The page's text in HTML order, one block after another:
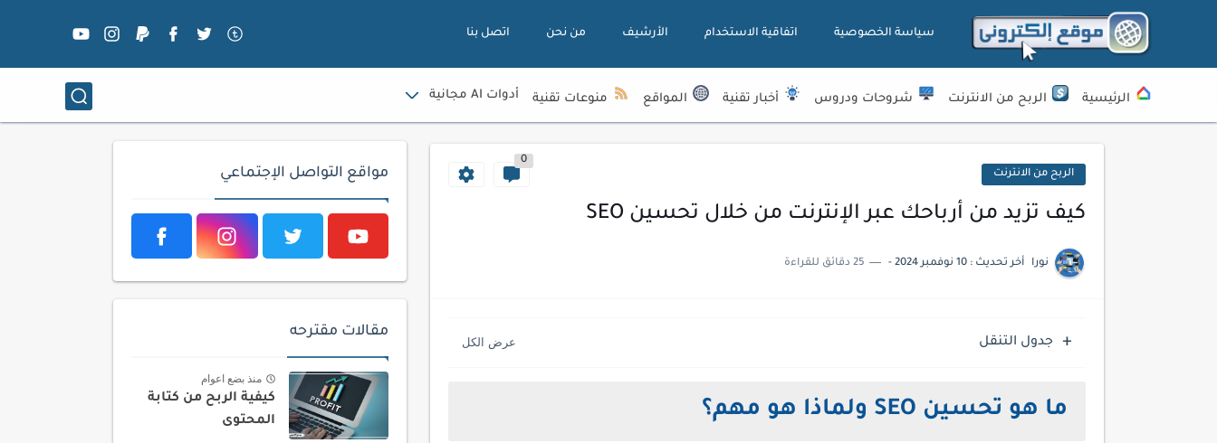
سياسة الخصوصية اتفاقية الاستخدام الأرشيف من نحن اتصل بنا
الرئيسية الربح من الانترنت شروحات ودروس أخبار تقنية المواقع منوعات تقنية أدوات AI مجانية
الربح من الانترنت
0
كيف تزيد من أرباحك عبر الإنترنت من خلال تحسين SEO
نورا أخر تحديث : 10 نوفمبر 2024 - 25 دقائق للقراءة
جدول التنقل
ما هو تحسين SEO ولماذا هو مهم؟
مواقع التواصل الإجتماعي
مقالات مقترحه
منذ بضع اعوام
كيفية الربح من كتابة
المحتوى